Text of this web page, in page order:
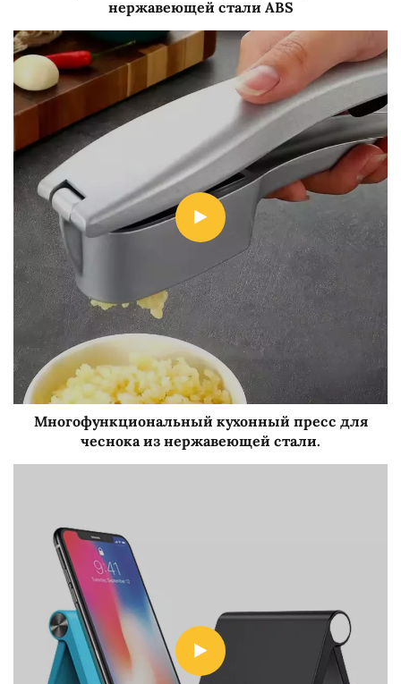
нержавеющей стали ABS
Многофункциональный кухонный пресс для
чеснока из нержавеющей стали.